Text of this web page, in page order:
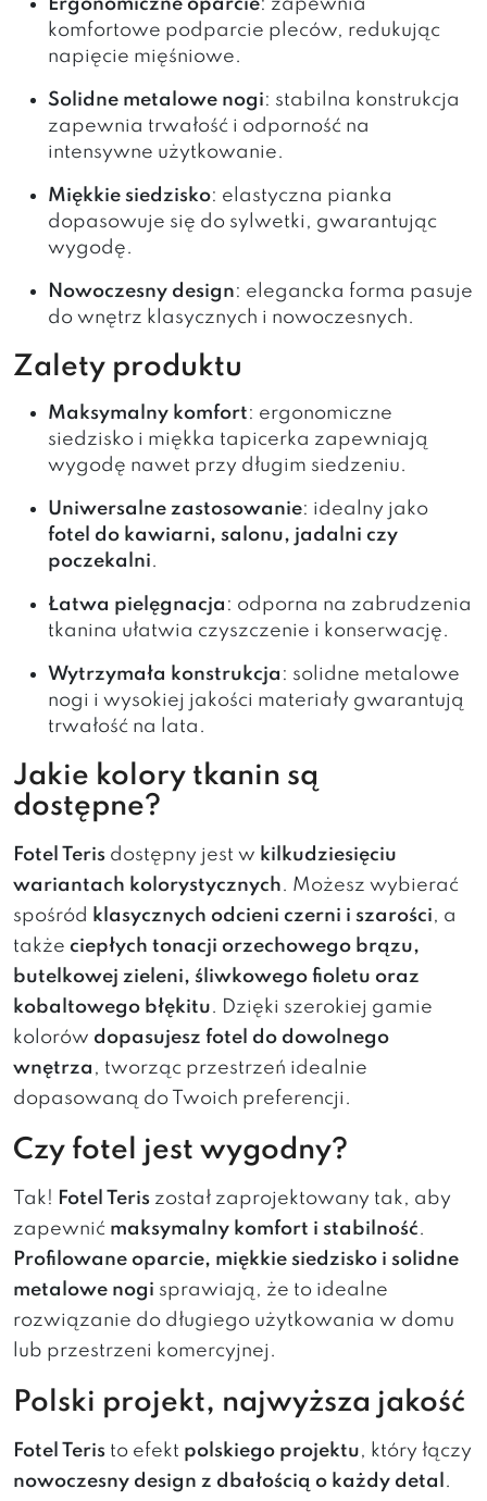
Ergonomiczne oparcie: zapewnia
komfortowe podparcie pleców, redukując
napięcie mięśniowe.
Solidne metalowe nogi: stabilna konstrukcja
zapewnia trwałość i odporność na
intensywne użytkowanie.
Miękkie siedzisko: elastyczna pianka
dopasowuje się do sylwetki, gwarantując
wygodę.
Nowoczesny design: elegancka forma pasuje
do wnętrz klasycznych i nowoczesnych.
Zalety produktu
Maksymalny komfort: ergonomiczne
siedzisko i miękka tapicerka zapewniają
wygodę nawet przy długim siedzeniu.
Uniwersalne zastosowanie: idealny jako
fotel do kawiarni, salonu, jadalni czy
poczekalni.
Łatwa pielęgnacja : odporna na zabrudzenia
tkanina ułatwia czyszczenie i konserwację.
Wytrzymała konstrukcja : solidne metalowe
nogi i wysokiej jakości materiały gwarantują
trwałość na lata.
Jakie kolory tkanin są
dostępne?
Fotel Teris dostępny jest w kilkudziesięciu
wariantach kolorystycznych. Możesz wybierać
spośród klasycznych odcieni czerni i szarości, a
także ciepłych tonacji orzechowego brązu,
butelkowej zieleni, śliwkowego fioletu oraz
kobaltowego błękitu. Dzięki szerokiej gamie
kolorów dopasujesz fotel do dowolnego
wnętrza , tworząc przestrzeń idealnie
dopasowaną do Twoich preferencji.
Czy fotel jest wygodny?
Tak! Fotel Teris został zaprojektowany tak, aby
zapewnić maksymalny komfort i stabilność.
Profilowane oparcie, miękkie siedzisko i solidne
metalowe nogi sprawiają, że to idealne
rozwiązanie do długiego użytkowania w domu
lub przestrzeni komercyjnej.
Polski projekt, najwyższa jakość
Fotel Teris to efekt polskiego projektu, który łączy
nowoczesny design z dbałością o każdy detal .